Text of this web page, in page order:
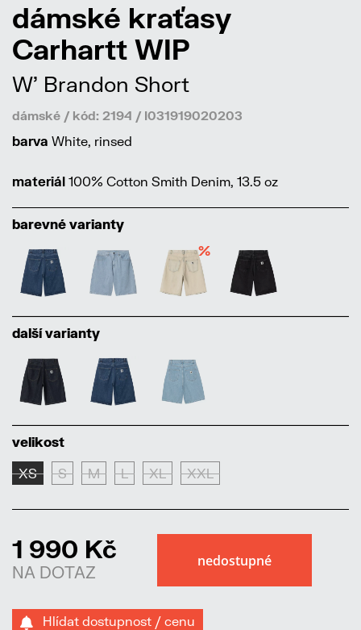
dámské kraťasy
Carhartt WIP
W' Brandon Short
dámské / kód: 2194 / I031919020203
barva White, rinsed
materiál 100% Cotton Smith Denim, 13.5 oz
barevné varianty
%
další varianty
velikost
XS S M L XL XXL
1 990 Kč
NA DOTAZ
Hlídat dostupnost / cenu